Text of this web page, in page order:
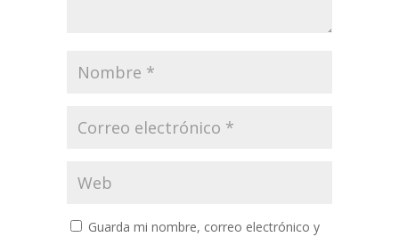
Guarda mi nombre, correo electrónico y